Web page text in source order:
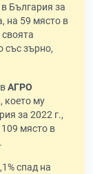
България за
на 59 място в
със зърно,
АГРО
което му
за 2022 г.,
място в
спад на